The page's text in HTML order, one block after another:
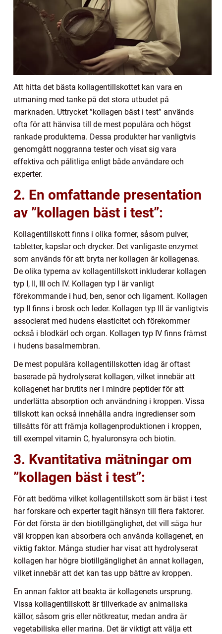
Att hitta det bästa kollagentillskottet kan vara en
utmaning med tanke på det stora utbudet på
marknaden. Uttrycket ”kollagen bäst i test” används
ofta för att hänvisa till de mest populära och högst
rankade produkterna. Dessa produkter har vanligtvis
genomgått noggranna tester och visat sig vara
effektiva och pålitliga enligt både användare och
experter.
2. En omfattande presentation
av ”kollagen bäst i test”:
Kollagentillskott finns i olika former, såsom pulver,
tabletter, kapslar och drycker. Det vanligaste enzymet
som används för att bryta ner kollagen är kollagenas.
De olika typerna av kollagentillskott inkluderar kollagen
typ I, II, III och IV. Kollagen typ I är vanligt
förekommande i hud, ben, senor och ligament. Kollagen
typ II finns i brosk och leder. Kollagen typ III är vanligtvis
associerat med hudens elasticitet och förekommer
också i blodkärl och organ. Kollagen typ IV finns främst
i hudens basalmembran.
De mest populära kollagentillskotten idag är oftast
baserade på hydrolyserat kollagen, vilket innebär att
kollagenet har brutits ner i mindre peptider för att
underlätta absorption och användning i kroppen. Vissa
tillskott kan också innehålla andra ingredienser som
tillsätts för att främja kollagenproduktionen i kroppen,
till exempel vitamin C, hyaluronsyra och biotin.
3. Kvantitativa mätningar om
”kollagen bäst i test”:
För att bedöma vilket kollagentillskott som är bäst i test
har forskare och experter tagit hänsyn till flera faktorer.
För det första är den biotillgänglighet, det vill säga hur
väl kroppen kan absorbera och använda kollagenet, en
viktig faktor. Många studier har visat att hydrolyserat
kollagen har högre biotillgänglighet än annat kollagen,
vilket innebär att det kan tas upp bättre av kroppen.
En annan faktor att beakta är kollagenets ursprung.
Vissa kollagentillskott är tillverkade av animaliska
källor, såsom gris eller nötkreatur, medan andra är
vegetabiliska eller marina. Det är viktigt att välja ett